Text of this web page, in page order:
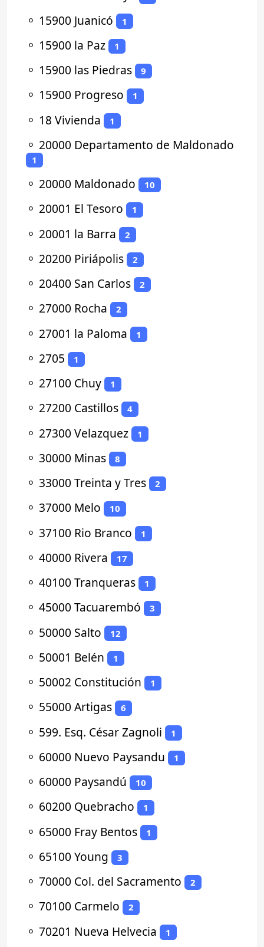
⚬ 15900 Juanicó 1
⚬ 15900 la Paz 1
⚬ 15900 las Piedras 9
⚬ 15900 Progreso 1
⚬ 18 Vivienda 1
⚬ 20000 Departamento de Maldonado
1
⚬ 20000 Maldonado 10
⚬ 20001 El Tesoro 1
⚬ 20001 la Barra 2
⚬ 20200 Piriápolis 2
⚬ 20400 San Carlos 2
⚬ 27000 Rocha 2
⚬ 27001 la Paloma 1
⚬ 2705 1
⚬ 27100 Chuy 1
⚬ 27200 Castillos 4
⚬ 27300 Velazquez 1
⚬ 30000 Minas 8
⚬ 33000 Treinta y Tres 2
⚬ 37000 Melo 10
⚬ 37100 Rio Branco 1
⚬ 40000 Rivera 17
⚬ 40100 Tranqueras 1
⚬ 45000 Tacuarembó 3
⚬ 50000 Salto 12
⚬ 50001 Belén 1
⚬ 50002 Constitución 1
⚬ 55000 Artigas 6
⚬ 599. Esq. César Zagnoli 1
⚬ 60000 Nuevo Paysandu 1
⚬ 60000 Paysandú 10
⚬ 60200 Quebracho 1
⚬ 65000 Fray Bentos 1
⚬ 65100 Young 3
⚬ 70000 Col. del Sacramento 2
⚬ 70100 Carmelo 2
⚬ 70201 Nueva Helvecia 1